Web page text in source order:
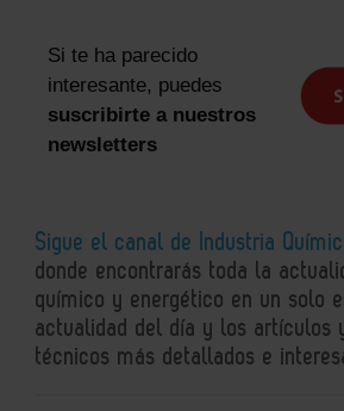
Si te ha parecido
interesante, puedes
suscribirte a nuestros
newsletters
Sigue el canal de Industria
donde encontrarás toda la
químico y energético en un solo
actualidad del día y los artículos
técnicos más detallados e